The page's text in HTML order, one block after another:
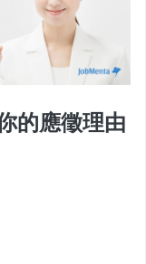
的應徵理由